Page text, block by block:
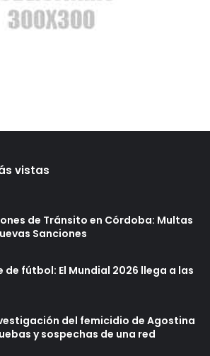
vistas
de Tránsito en Córdoba: Multas
Sanciones
de fútbol: El Mundial 2026 llega a las
del femicidio de Agostina
y sospechas de una red